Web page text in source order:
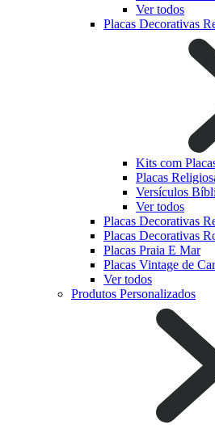
Ver todos
Placas Decorativas
Kits com
Placas
Versículos
Ver todos
Placas Decorativas
Placas Decorativas
Placas Praia E Mar
Placas Vintage de
Ver todos
Produtos Personalizados